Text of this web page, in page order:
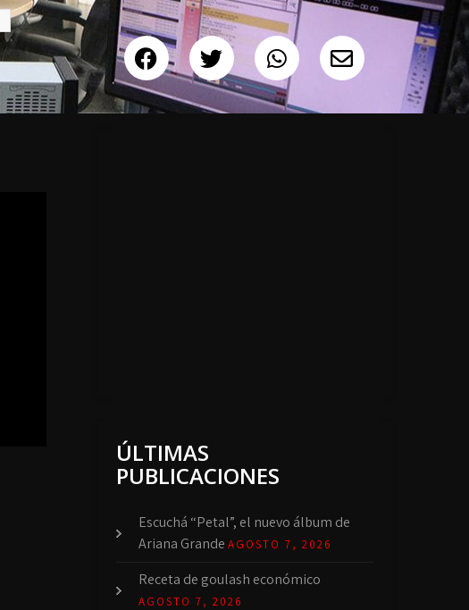
ÚLTIMAS
PUBLICACIONES
Escuchá “Petal”, el nuevo álbum de
Ariana Grande AGOSTO 7, 2026
Receta de goulash económico
AGOSTO 7, 2026